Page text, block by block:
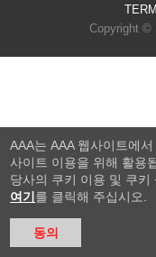
Copyright ©
AAA는 AAA 웹사이트에
사이트 이용을 위해 활용
당사의 쿠키 이용 및 쿠키
여기 를 클릭해 주십시오.
동의